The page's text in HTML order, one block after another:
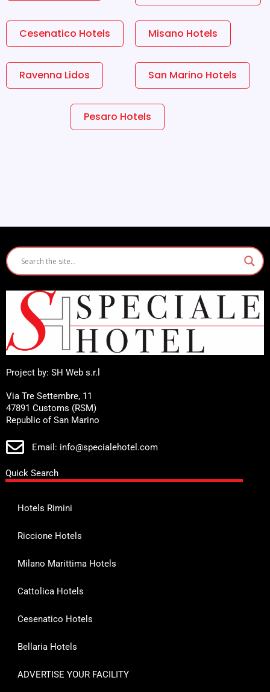
Cesenatico Hotels Misano Hotels
Ravenna Lidos San Marino Hotels
Pesaro Hotels
Project by: SH Web s.r.l
Via Tre Settembre, 11
47891 Customs (RSM)
Republic of San Marino
Email: info@specialehotel.com
Quick Search
Hotels Rimini
Riccione Hotels
Milano Marittima Hotels
Cattolica Hotels
Cesenatico Hotels
Bellaria Hotels
ADVERTISE YOUR FACILITY